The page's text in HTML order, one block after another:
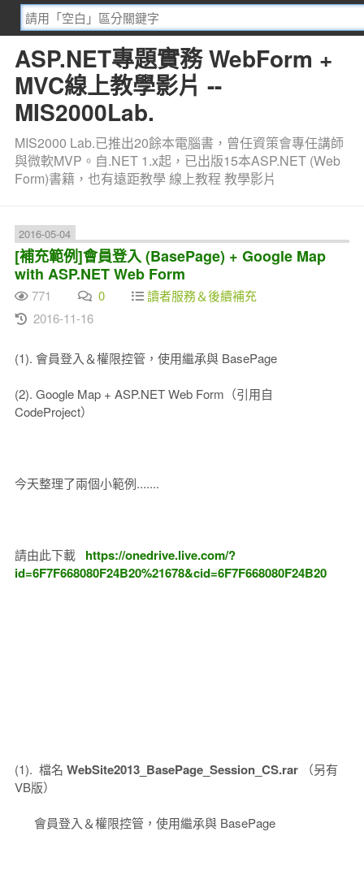
ASP.NET專題實務 WebForm +
MVC線上教學影片 --
MIS2000Lab.
MIS2000 Lab.已推出20餘本電腦書，曾任資策會專任講師
與微軟MVP。自.NET 1.x起，已出版15本ASP.NET (Web
Form)書籍，也有遠距教學 線上教程 教學影片
2016-05-04
[補充範例]會員登入 (BasePage) + Google Map
with ASP.NET Web Form
771 0
讀者服務＆後續補充
2016-11-16
(1). 會員登入＆權限控管，使用繼承與 BasePage
(2). Google Map + ASP.NET Web Form（引用自
CodeProject）
今天整理了兩個小範例.......
請由此下載 https://onedrive.live.com/?
id=6F7F668080F24B20%21678&cid=6F7F668080F24B20
(1). 檔名 WebSite2013_BasePage_Session_CS.rar（另有
VB版）
會員登入＆權限控管，使用繼承與 BasePage